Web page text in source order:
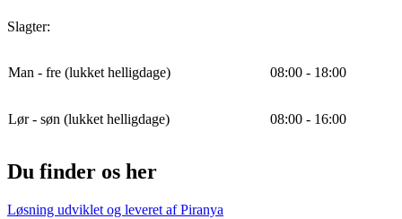
Slagter:
Man - fre (lukket helligdage) 08:00 - 18:00
Lør - søn (lukket helligdage) 08:00 - 16:00
Du finder os her
Løsning udviklet og leveret afPiranya